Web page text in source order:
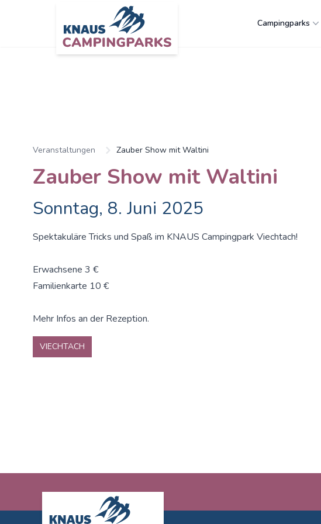
Campingparks
Veranstaltungen Zauber Show mit Waltini
Zauber Show mit Waltini
Sonntag, 8. Juni 2025
Spektakuläre Tricks und Spaß im KNAUS Campingpark Viechtach!
Erwachsene 3 €
Familienkarte 10 €
Mehr Infos an der Rezeption.
VIECHTACH